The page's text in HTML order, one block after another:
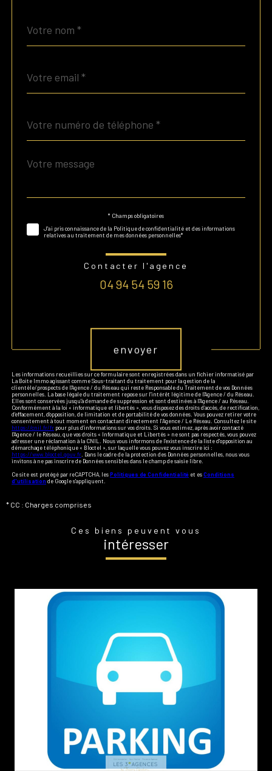
*
*
*
Fieldset
défaut
Message
*
Validation
* Champs obligatoires
J'ai pris connaissance de la Politique de confidentialité et des informations
relatives au traitement de mes données personnelles*
Contacter l'agence
04 94 54 59 16
envoyer
Les informations recueillies sur ce formulaire sont enregistrées dans un fichier informatisé par
La Boite Immo agissant comme Sous-traitant du traitement pour la gestion de la
clientèle/prospects de l'Agence / du Réseau qui reste Responsable du Traitement de vos Données
personnelles. La base légale du traitement repose sur l'intérêt légitime de l'Agence / du Réseau.
Elles sont conservées jusqu'à demande de suppression et sont destinées à l'Agence / au Réseau.
Conformément à la loi « informatique et libertés », vous disposez des droits d’accès, de rectification,
d’effacement, d’opposition, de limitation et de portabilité de vos données. Vous pouvez retirer votre
consentement à tout moment en contactant directement l’Agence / Le Réseau. Consultez le site
https://cnil.fr/fr pour plus d’informations sur vos droits. Si vous estimez, après avoir contacté
l'Agence / le Réseau, que vos droits « Informatique et Libertés » ne sont pas respectés, vous pouvez
adresser une réclamation à la CNIL. Nous vous informons de l’existence de la liste d'opposition au
démarchage téléphonique « Bloctel », sur laquelle vous pouvez vous inscrire ici :
https://www.bloctel.gouv.fr. Dans le cadre de la protection des Données personnelles, nous vous
invitons à ne pas inscrire de Données sensibles dans le champ de saisie libre.
Ce site est protégé par reCAPTCHA, lesPolitiques de Confidentialité et esConditions
d'utilisation de Google s'appliquent.
* CC : Charges comprises
Ces biens peuvent vous
intéresser
voir le bien